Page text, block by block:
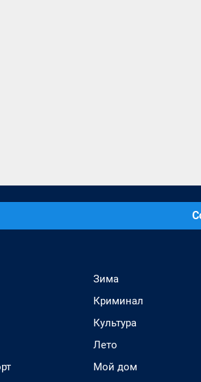
Зима
Криминал
Культура
Лето
Мой дом